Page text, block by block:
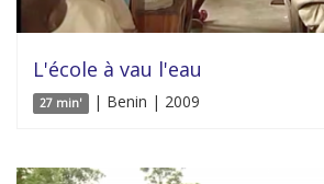
L'école à vau l'eau
27 min' | Benin | 2009